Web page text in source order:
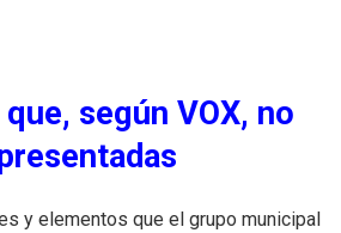
según VOX, no
y elementos que el grupo municipal